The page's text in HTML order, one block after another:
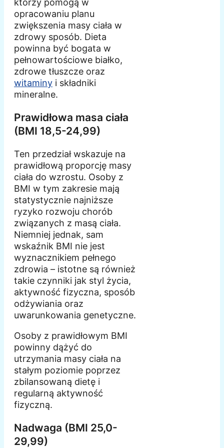
którzy pomogą w
opracowaniu planu
zwiększenia masy ciała w
zdrowy sposób. Dieta
powinna być bogata w
pełnowartościowe białko,
zdrowe tłuszcze oraz
witaminy i składniki
mineralne.
Prawidłowa masa ciała
(BMI 18,5-24,99)
Ten przedział wskazuje na
prawidłową proporcję masy
ciała do wzrostu. Osoby z
BMI w tym zakresie mają
statystycznie najniższe
ryzyko rozwoju chorób
związanych z masą ciała.
Niemniej jednak, sam
wskaźnik BMI nie jest
wyznacznikiem pełnego
zdrowia – istotne są również
takie czynniki jak styl życia,
aktywność fizyczna, sposób
odżywiania oraz
uwarunkowania genetyczne.
Osoby z prawidłowym BMI
powinny dążyć do
utrzymania masy ciała na
stałym poziomie poprzez
zbilansowaną dietę i
regularną aktywność
fizyczną.
Nadwaga (BMI 25,0-
29,99)